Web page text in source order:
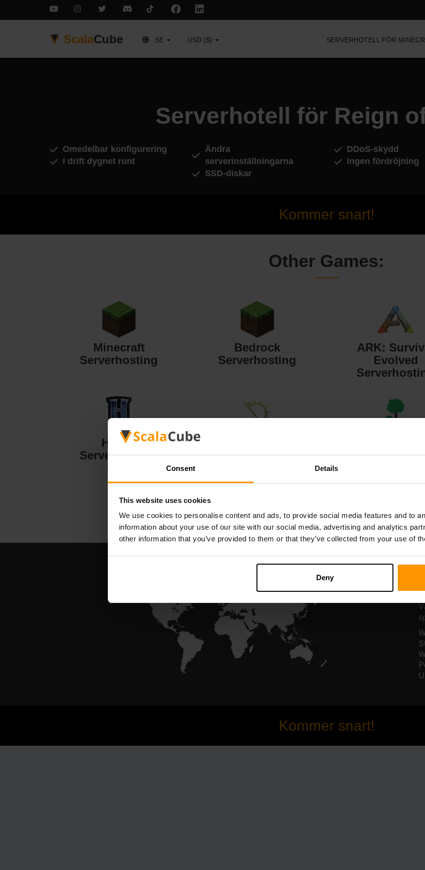
Consent Details
This website uses cookies
We use cookies to personalise content and ads, to provide social media features and to
information about your use of our site with our social media, advertising and analytics
other information that you’ve provided to them or that they’ve collected from your use of
Deny
ScalaCube SE USD ($) SERVERHOTELL FÖR
Serverhotell för Reign
Omedelbar konfigurering
I drift dygnet runt
Ändra
serverinställningarna
SSD-diskar
DDoS-skydd
Ingen fördröjning
Kommer snart!
Other Games:
Minecraft
Serverhosting
Bedrock
Serverhosting
ARK:
Evolved
Hytale
Serverhosting
Serverhosting
Kommer snart!